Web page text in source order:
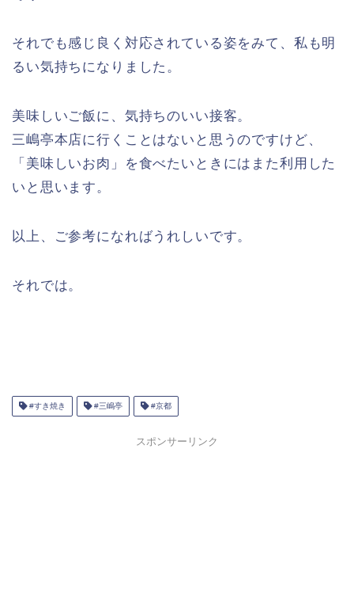
それでも感じ良く対応されている姿をみて、私も明
るい気持ちになりました。
美味しいご飯に、気持ちのいい接客。
三嶋亭本店に行くことはないと思うのですけど、
「美味しいお肉」を食べたいときにはまた利用した
いと思います。
以上、ご参考になればうれしいです。
それでは。
#すき焼き #三嶋亭 #京都
スポンサーリンク